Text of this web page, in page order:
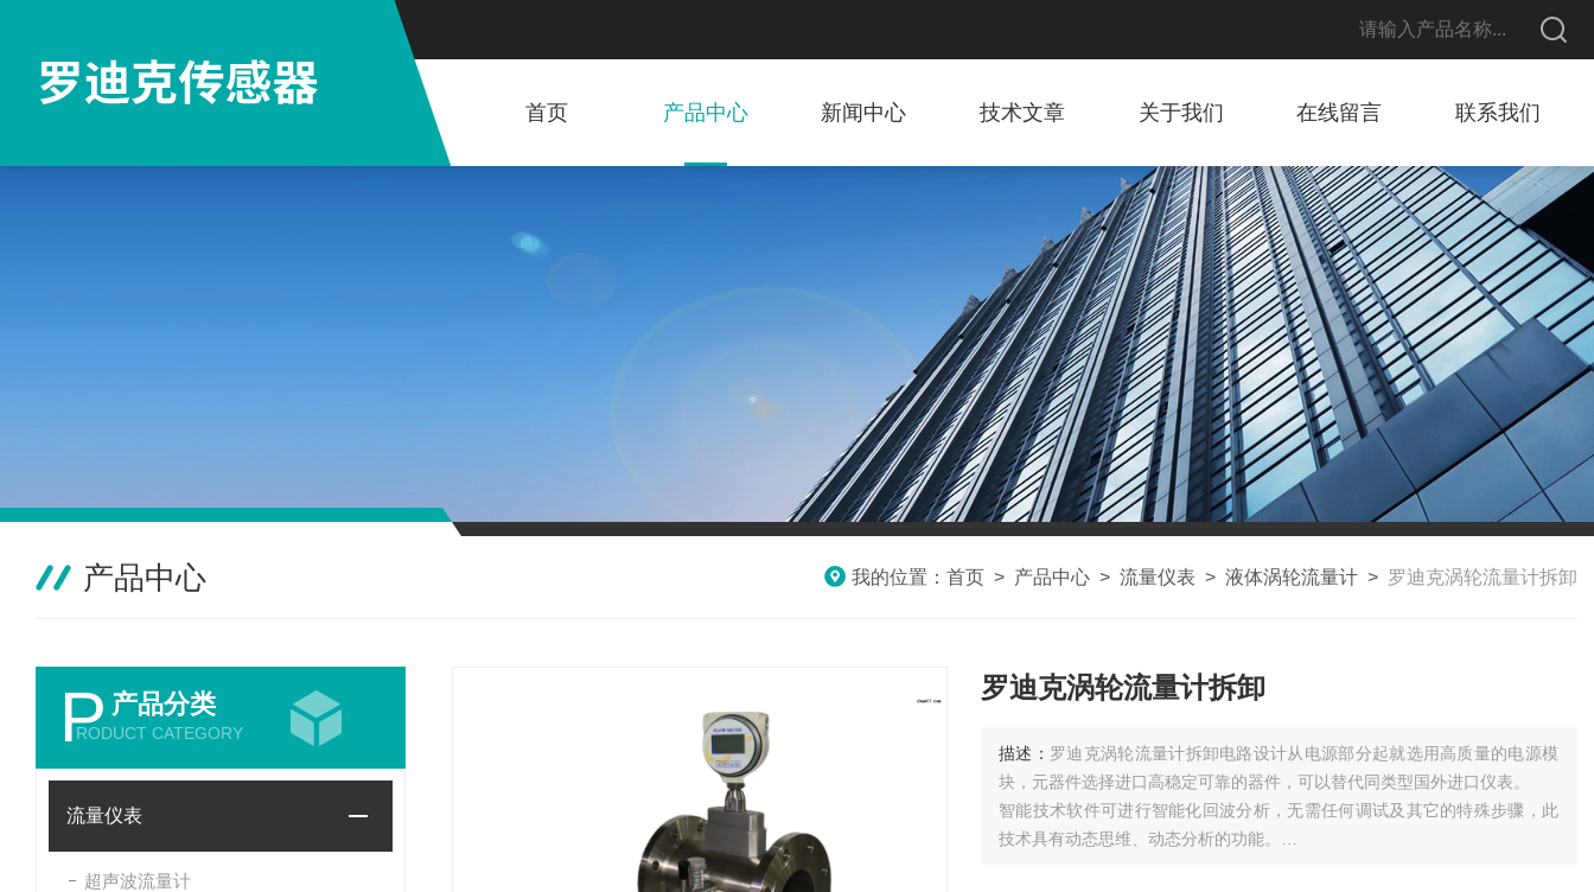
首页 产品中心 新闻中心 技术文章 关于我们 在线留言 联系我们
产品中心 我的位置： 首页 > 产品中心 > 流量仪表 > 液体涡轮流量计 > 罗迪克涡轮流量计拆卸
P 产品分类
RODUCT CATEGORY
流量仪表
超声波流量计
罗迪克涡轮流量计拆卸
描述： 罗迪克涡轮流量计拆卸电路设计从电源部分起就选用高质量的电源模
块，元器件选择进口高稳定可靠的器件，可以替代同类型国外进口仪表。
智能技术软件可进行智能化回波分析，无需任何调试及其它的特殊步骤，此
技术具有动态思维、动态分析的功能。